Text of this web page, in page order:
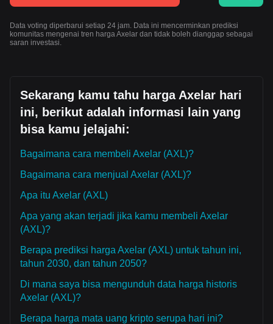
Data voting diperbarui setiap 24 jam. Data ini mencerminkan prediksi
komunitas mengenai tren harga Axelar dan tidak boleh dianggap sebagai
saran investasi.
Sekarang kamu tahu harga Axelar hari
ini, berikut adalah informasi lain yang
bisa kamu jelajahi:
Bagaimana cara membeli Axelar (AXL)?
Bagaimana cara menjual Axelar (AXL)?
Apa itu Axelar (AXL)
Apa yang akan terjadi jika kamu membeli Axelar
(AXL)?
Berapa prediksi harga Axelar (AXL) untuk tahun ini,
tahun 2030, dan tahun 2050?
Di mana saya bisa mengunduh data harga historis
Axelar (AXL)?
Berapa harga mata uang kripto serupa hari ini?